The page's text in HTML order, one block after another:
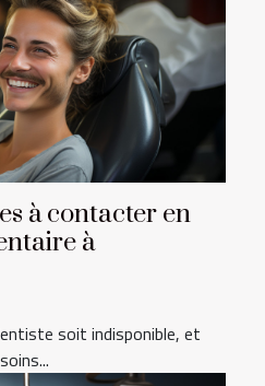
à contacter en
à
soit indisponible, et